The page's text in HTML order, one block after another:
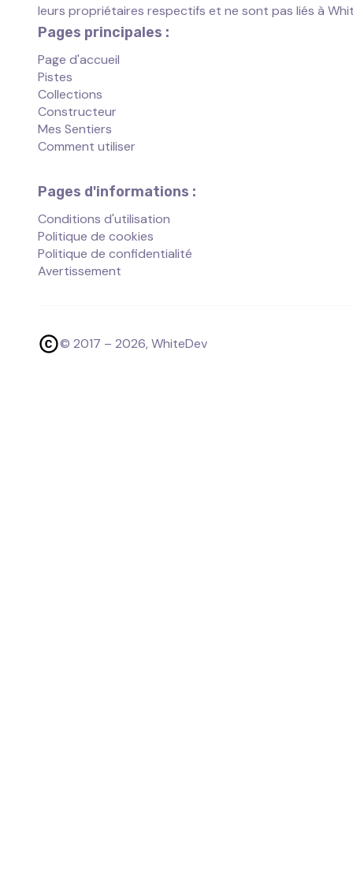
leurs propriétaires respectifs et ne sont pas liés à
Pages principales :
Page d'accueil
Pistes
Collections
Constructeur
Mes Sentiers
Comment utiliser
Pages d'informations :
Conditions d'utilisation
Politique de cookies
Politique de confidentialité
Avertissement
© 2017 – 2026, WhiteDev